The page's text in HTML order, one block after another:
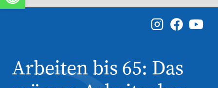
Arbeiten bis 65: Das